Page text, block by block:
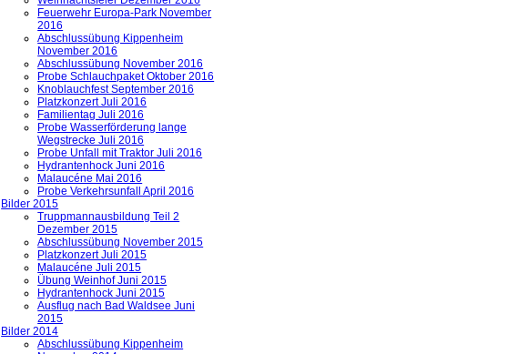
Feuerwehr Europa-Park November
2016
Abschlussübung Kippenheim
November 2016
Abschlussübung November 2016
Probe Schlauchpaket Oktober 2016
Knoblauchfest September 2016
Platzkonzert Juli 2016
Familientag Juli 2016
Probe Wasserförderung lange
Wegstrecke Juli 2016
Probe Unfall mit Traktor Juli 2016
Hydrantenhock Juni 2016
Malaucéne Mai 2016
Probe Verkehrsunfall April 2016
Bilder 2015
Truppmannausbildung Teil 2
Dezember 2015
Abschlussübung November 2015
Platzkonzert Juli 2015
Malaucéne Juli 2015
Übung Weinhof Juni 2015
Hydrantenhock Juni 2015
Ausflug nach Bad Waldsee Juni
2015
Bilder 2014
Abschlussübung Kippenheim